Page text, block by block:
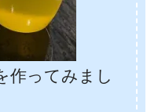
作ってみまし